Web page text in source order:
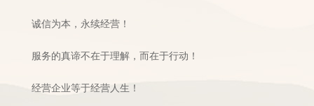
诚信为本，永续经营！
服务的真谛不在于理解，而在于行动！
经营企业等于经营人生！